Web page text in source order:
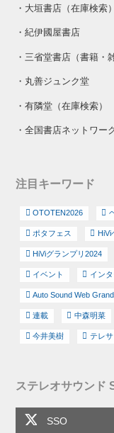
・ 大垣書店（在庫検索）
・紀伊國屋書店
・ 三省堂書店（書籍・
・ 丸善ジュンク堂
・有隣堂（在庫検索）
・全国書店ネットワー
注目キーワード
OTOTEN2026
ポタフェス HiVi
HiViグランプリ2024
イベント イン
Auto Sound Web
連載 中森明菜
今井美樹 テレ
ステレオサウンド
SSO